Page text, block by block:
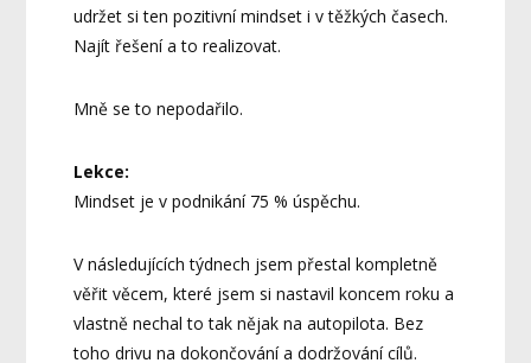
udržet si ten pozitivní mindset i v těžkých časech.
Najít řešení a to realizovat.
Mně se to nepodařilo.
Lekce:
Mindset je v podnikání 75 % úspěchu.
V následujících týdnech jsem přestal kompletně
věřit věcem, které jsem si nastavil koncem roku a
vlastně nechal to tak nějak na autopilota. Bez
toho drivu na dokončování a dodržování cílů.